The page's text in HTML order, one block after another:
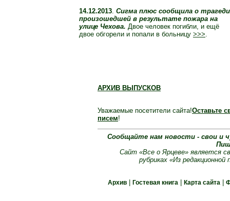
14.12.2013. Сигма плюс сообщила о
произошедшей в результате пожара на
улице Чехова. Двое человек погибли, и ещё
двое обгорели и попали в больницу >>>.
АРХИВ ВЫПУСКОВ
Уважаемые посетители сайта!Оставьте
писем!
Сообщайте нам новости - свои и
Сайт «Все о Ярцеве» является
рубриках «Из
Архив |Гостевая книга |Карта сайта |